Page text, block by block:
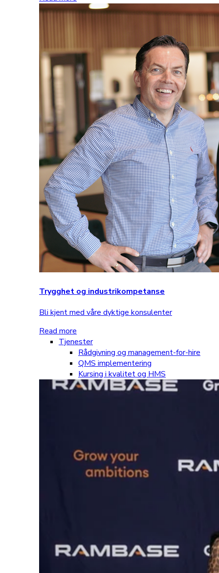
Trygghet og industrikompetanse
Bli kjent med våre dyktige konsulenter
Read more
Tjenester
Rådgivning og management-for-hire
QMS implementering
Kursing i kvalitet og HMS